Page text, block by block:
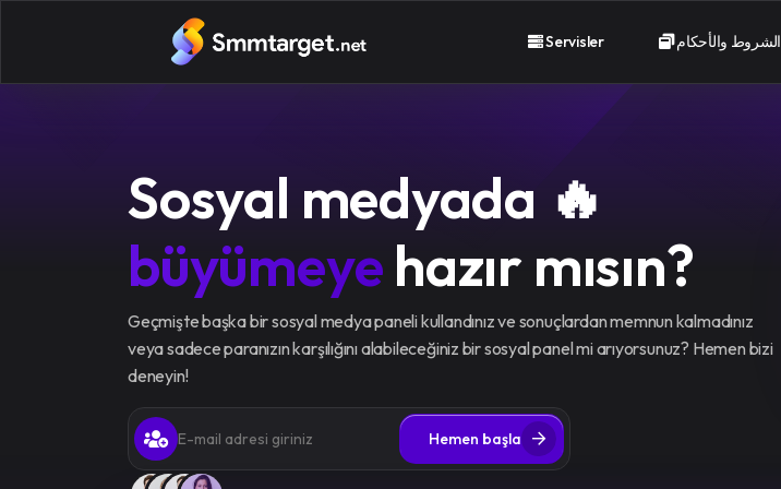
Servisler الشروط والأحكام
Sosyal medyada 🔥
büyümeyehazır mısın?
Geçmişte başka bir sosyal medya paneli kullandınız ve sonuçlardan memnun kalmadınız
veya sadece paranızın karşılığını alabileceğiniz bir sosyal panel mi arıyorsunuz? Hemen bizi
deneyin!
Hemen başla